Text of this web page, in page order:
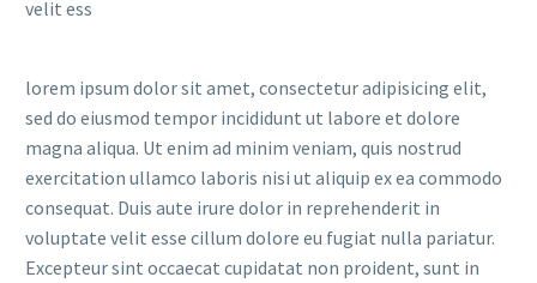
velit ess
lorem ipsum dolor sit amet, consectetur adipisicing elit,
sed do eiusmod tempor incididunt ut labore et dolore
magna aliqua. Ut enim ad minim veniam, quis nostrud
exercitation ullamco laboris nisi ut aliquip ex ea commodo
consequat. Duis aute irure dolor in reprehenderit in
voluptate velit esse cillum dolore eu fugiat nulla pariatur.
Excepteur sint occaecat cupidatat non proident, sunt in